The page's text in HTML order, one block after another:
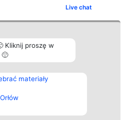
Live chat
Kliknij proszę w
materiały
Kontakt